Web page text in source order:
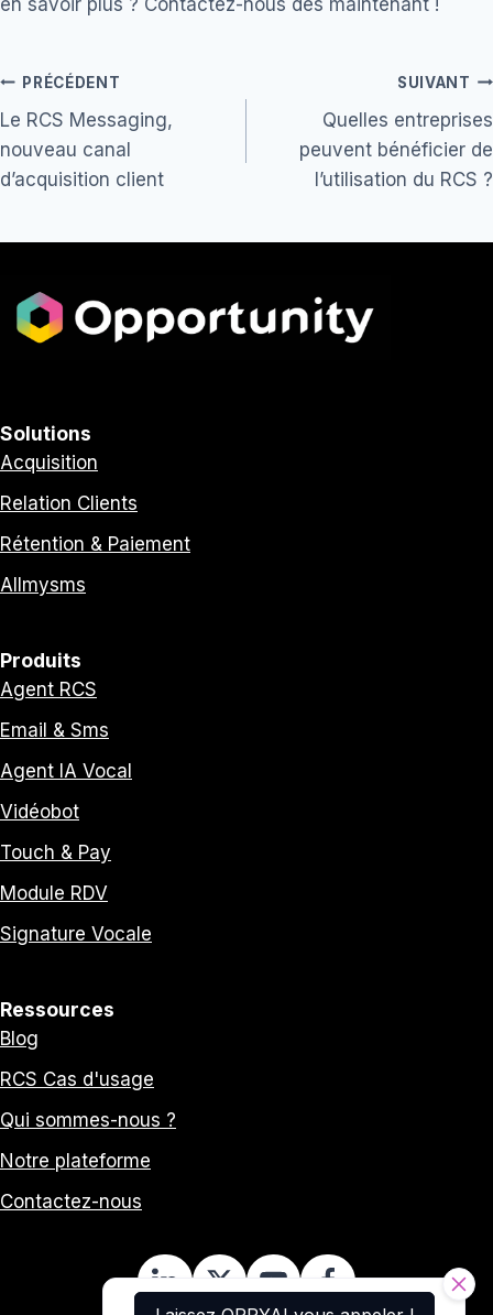
en savoir plus ? Contactez-nous dès maintenant !
Navigation
de
l’article
PRÉCÉDENT
Le RCS Messaging,
nouveau canal
d’acquisition client
SUIVANT
Quelles entreprises
peuvent bénéficier de
l’utilisation du RCS ?
Solutions
Acquisition
Relation Clients
Rétention & Paiement
Allmysms
Produits
Agent RCS
Email & Sms
Agent IA Vocal
Vidéobot
Touch & Pay
Module RDV
Signature Vocale
Ressources
Blog
RCS Cas d'usage
Qui sommes-nous ?
Notre plateforme
Contactez-nous